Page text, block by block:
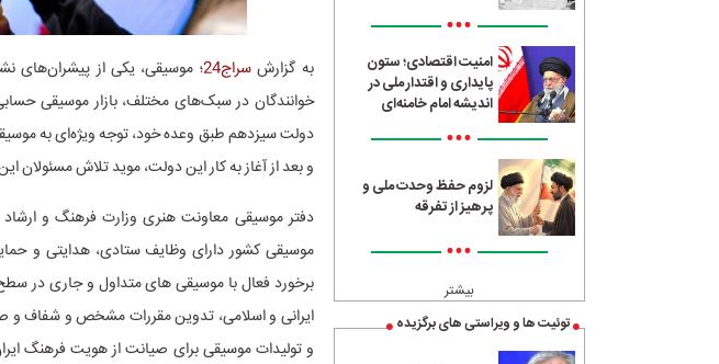
•••
امنیت اقتصادی؛ ستون
پایداری و اقتدار ملی در
اندیشه امام خامنه‌ای
•••
لزوم حفظ وحدت ملی و
پرهیز از تفرقه
•••
بیشتر
توئیت ها و ویراستی های برگزیده
به گزارشسراج24
؛ موسیقی، یکی از پیشران‌های
خوانندگان در سبک‌های مختلف، بازار موسیقی
دولت سیزدهم طبق وعده خود، توجه ویژه‌ای به
و بعد از آغاز به کار این دولت، موید تلاش مسئولان
دفتر موسیقی معاونت هنری وزارت فرهنگ و ارشاد
موسیقی کشور دارای وظایف ستادی، هدایتی و
برخورد فعال با موسیقی های متداول و جاری در
ایرانی و اسلامی، تدوین مقررات مشخص و شفاف و
و تولیدات موسیقی برای صیانت از هویت فرهنگ